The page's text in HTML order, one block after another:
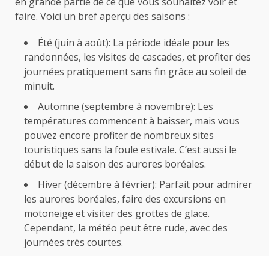
faire. Voici un bref aperçu des saisons :
Été (juin à août): La période idéale pour les
randonnées, les visites de cascades, et profiter des
journées pratiquement sans fin grâce au soleil de
minuit.
Automne (septembre à novembre): Les
températures commencent à baisser, mais vous
pouvez encore profiter de nombreux sites
touristiques sans la foule estivale. C’est aussi le
début de la saison des aurores boréales.
Hiver (décembre à février): Parfait pour admirer
les aurores boréales, faire des excursions en
motoneige et visiter des grottes de glace.
Cependant, la météo peut être rude, avec des
journées très courtes.